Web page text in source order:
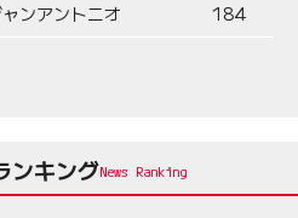
ンアントニオ
184
ンキング